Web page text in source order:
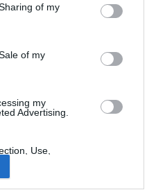
of my
of my
my
Advertising.
Use,
of my
with the
collected.
i personaggi, ma non gli
Fabrizio Failla, intervenuto
Corvino mi ricorda quella di